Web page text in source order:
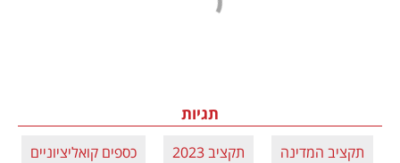
תגיות
תקציב המדינה תקציב 2023 כספים קואליציוניים